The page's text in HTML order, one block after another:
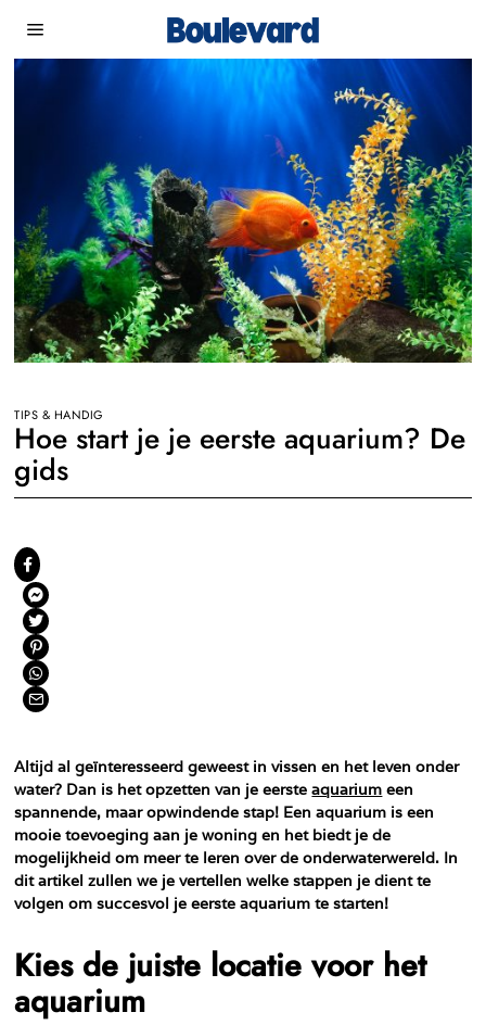
TIPS & HANDIG
Hoe start je je eerste aquarium? De
gids
Altijd al geïnteresseerd geweest in vissen en het leven onder
water? Dan is het opzetten van je eersteaquarium een
spannende, maar opwindende stap! Een aquarium is een
mooie toevoeging aan je woning en het biedt je de
mogelijkheid om meer te leren over de onderwaterwereld. In
dit artikel zullen we je vertellen welke stappen je dient te
volgen om succesvol je eerste aquarium te starten!
Kies de juiste locatie voor het
aquarium